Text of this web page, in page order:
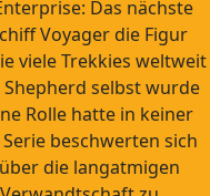
Das nächste
Voyager die Figur
viele Trekkies weltweit
selbst wurde
Rolle hatte in keiner
beschwerten sich
die langatmigen